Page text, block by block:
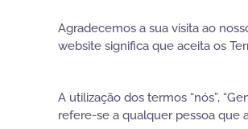
Agradecemos a sua visita ao
website significa que aceita os
A utilização dos termos “nós”,
refere-se a qualquer pessoa que